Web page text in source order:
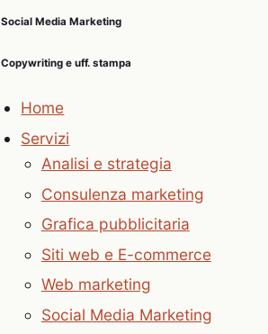
Social Media Marketing
Copywriting e uff. stampa
Home
Servizi
Analisi e strategia
Consulenza marketing
Grafica pubblicitaria
Siti web e E-commerce
Web marketing
Social Media Marketing